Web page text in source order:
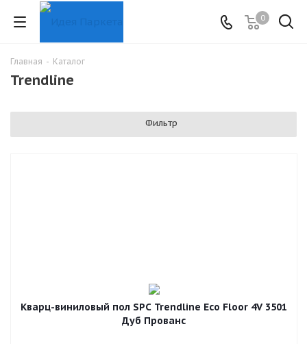
0
Главная - Каталог
Trendline
Фильтр
Кварц-виниловый пол SPC Trendline Eco Floor 4V 3501
Дуб Прованс